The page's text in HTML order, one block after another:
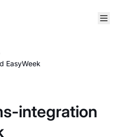
EasyWeek
integration